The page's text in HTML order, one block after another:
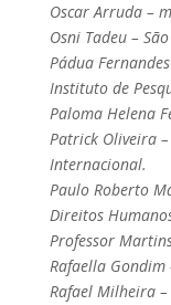
Oscar Arruda –
Osni Tadeu –
Pádua
Instituto de
Paloma Helena
Patrick Oliveira
Internacional.
Paulo Roberto
Direitos
Professor
Rafaella Gondim
Rafael Milheira –